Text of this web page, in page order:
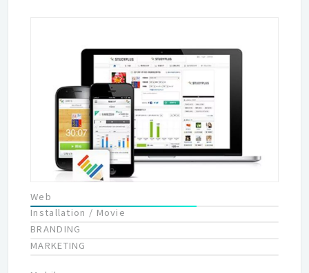
ルデバイス。これによって今後、学習のスタイルが変化していく
ことは間違いありません。私たちと一緒にITの力で新しい教育・
学習のあり方を作り出していきましょう。
Web
Installation / Movie
BRANDING
MARKETING